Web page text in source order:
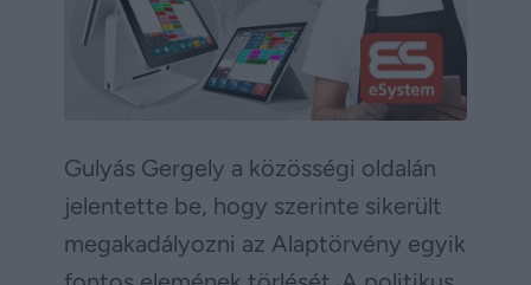
Gulyás Gergely a közösségi oldalán
jelentette be, hogy szerinte sikerült
megakadályozni az Alaptörvény egyik